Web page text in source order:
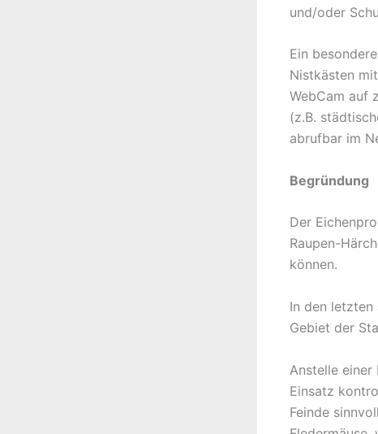
und/oder
Ein
Nistkästen
WebCam auf
(z.B.
abrufbar im
Begründung
Der
Raupen-
können.
In den letzten
Gebiet der
Anstelle
Einsatz
Feinde